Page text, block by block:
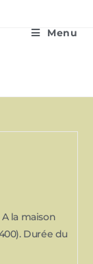
Menu
la maison
Durée du